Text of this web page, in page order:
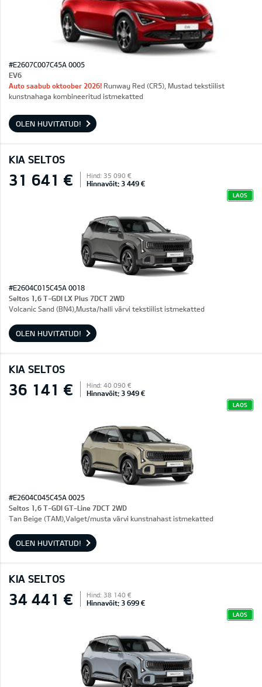
#E2607C007C45A 0005
EV6
Auto saabub oktoober 2026! Runway Red (CR5), Mustad tekstiilist
kunstnahaga kombineeritud istmekatted
OLEN HUVITATUD!
KIA SELTOS
31 641 € Hind: 35 090 €
Hinnavõit: 3 449 €
LAOS
#E2604C015C45A 0018
Seltos 1,6 T-GDI LX Plus 7DCT 2WD
Volcanic Sand (BN4),Musta/halli värvi tekstiilist istmekatted
OLEN HUVITATUD!
KIA SELTOS
36 141 € Hind: 40 090 €
Hinnavõit: 3 949 €
LAOS
#E2604C045C45A 0025
Seltos 1,6 T-GDI GT-Line 7DCT 2WD
Tan Beige (TAM),Valget/musta värvi kunstnahast istmekatted
OLEN HUVITATUD!
KIA SELTOS
34 441 € Hind: 38 140 €
Hinnavõit: 3 699 €
LAOS